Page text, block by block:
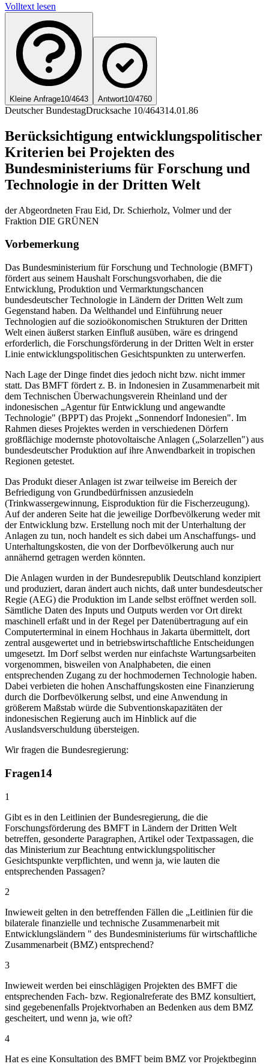
Volltext lesen
Kleine Anfrage10/4643 Antwort10/4760
Deutscher BundestagDrucksache 10/464314.01.86
Berücksichtigung entwicklungspolitischer
Kriterien bei Projekten des
Bundesministeriums für Forschung und
Technologie in der Dritten Welt
der Abgeordneten Frau Eid, Dr. Schierholz, Volmer und der
Fraktion DIE GRÜNEN
Vorbemerkung
Das Bundesministerium für Forschung und Technologie (BMFT)
fördert aus seinem Haushalt Forschungsvorhaben, die die
Entwicklung, Produktion und Vermarktungschancen
bundesdeutscher Technologie in Ländern der Dritten Welt zum
Gegenstand haben. Da Welthandel und Einführung neuer
Technologien auf die sozioökonomischen Strukturen der Dritten
Welt einen äußerst starken Einfluß ausüben, wäre es dringend
erforderlich, die Forschungsförderung in der Dritten Welt in erster
Linie entwicklungspolitischen Gesichtspunkten zu unterwerfen.
Nach Lage der Dinge findet dies jedoch nicht bzw. nicht immer
statt. Das BMFT fördert z. B. in Indonesien in Zusammenarbeit mit
dem Technischen Überwachungsverein Rheinland und der
indonesischen „Agentur für Entwicklung und angewandte
Technologie" (BPPT) das Projekt „Sonnendorf Indonesien". Im
Rahmen dieses Projektes werden in verschiedenen Dörfern
großflächige modernste photovoltaische Anlagen („Solarzellen") aus
bundesdeutscher Produktion auf ihre Anwendbarkeit in tropischen
Regionen getestet.
Das Produkt dieser Anlagen ist zwar teilweise im Bereich der
Befriedigung von Grundbedürfnissen anzusiedeln
(Trinkwassergewinnung, Eisproduktion für die Fischerzeugung).
Auf der anderen Seite hat die jeweilige Dorfbevölkerung weder mit
der Entwicklung bzw. Erstellung noch mit der Unterhaltung der
Anlagen zu tun, noch handelt es sich dabei um Anschaffungs- und
Unterhaltungskosten, die von der Dorfbevölkerung auch nur
annähernd getragen werden könnten.
Die Anlagen wurden in der Bundesrepublik Deutschland konzipiert
und produziert, daran ändert auch nichts, daß unter bundesdeutscher
Regie (AEG) die Produktion im Lande selbst eröffnet werden soll.
Sämtliche Daten des Inputs und Outputs werden vor Ort direkt
maschinell erfaßt und in der Regel per Datenübertragung auf ein
Computerterminal in einem Hochhaus in Jakarta übermittelt, dort
zentral ausgewertet und in betriebswirtschaftliche Entscheidungen
umgesetzt. Im Dorf selbst werden nur einfachste Wartungsarbeiten
vorgenommen, bisweilen von Analphabeten, die einen
entsprechenden Zugang zu der hochmodernen Technologie haben.
Dabei verbieten die hohen Anschaffungskosten eine Finanzierung
durch die Dorfbevölkerung selbst, und eine Anwendung in
größerem Maßstab würde die Subventionskapazitäten der
indonesischen Regierung auch im Hinblick auf die
Auslandsverschuldung übersteigen.
Wir fragen die Bundesregierung:
Fragen14
1
Gibt es in den Leitlinien der Bundesregierung, die die
Forschungsförderung des BMFT in Ländern der Dritten Welt
betreffen, gesonderte Paragraphen, Artikel oder Textpassagen, die
das Ministerium zur Beachtung entwicklungspolitischer
Gesichtspunkte verpflichten, und wenn ja, wie lauten die
entsprechenden Passagen?
2
Inwieweit gelten in den betreffenden Fällen die „Leitlinien für die
bilaterale finanzielle und technische Zusammenarbeit mit
Entwicklungsländern " des Bundesministeriums für wirtschaftliche
Zusammenarbeit (BMZ) entsprechend?
3
Inwieweit werden bei einschlägigen Projekten des BMFT die
entsprechenden Fach- bzw. Regionalreferate des BMZ konsultiert,
sind gegebenenfalls Projektvorhaben an Bedenken aus dem BMZ
gescheitert, und wenn ja, wie oft?
4
Hat es eine Konsultation des BMFT beim BMZ vor Projektbeginn